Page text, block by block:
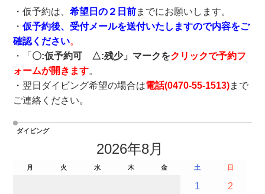
・仮予約は、希望日の２日前までにお願いします。
・仮予約後、受付メールを送付いたしますので内容をご
確認ください。
・「 〇:仮予約可 △:残少」マークをクリックで予約フ
ォームが開きます。
・翌日ダイビング希望の場合は電話(0470-55-1513)まで
ご連絡ください。
ダイビング
2026年8月
月 火 水 木 金 土 日
1 2